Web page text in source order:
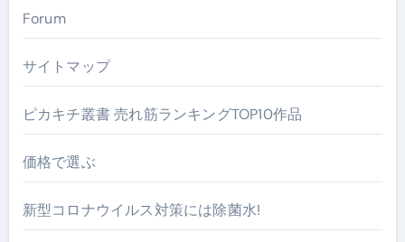
Forum
サイトマップ
ピカキチ叢書 売れ筋ランキングTOP10作品
価格で選ぶ
新型コロナウイルス対策には除菌水!